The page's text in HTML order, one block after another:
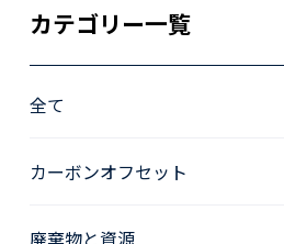
カテゴリー一覧
全て
カーボンオフセット
廃棄物と資源